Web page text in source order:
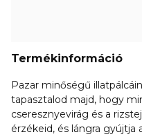
Termékinformáció
Pazar minőségű
tapasztalod majd, hogy
cseresznyevirág és a
érzékeid, és lángra gyújtja